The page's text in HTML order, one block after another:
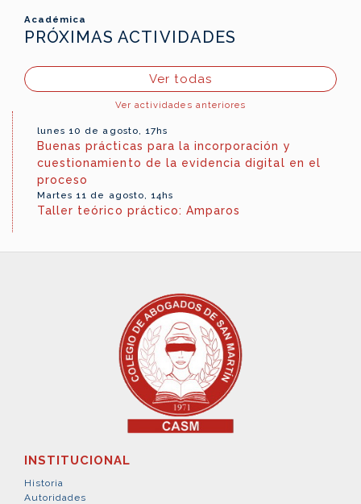
Académica
PRÓXIMAS ACTIVIDADES
Ver todas
Ver actividades anteriores
lunes 10 de agosto, 17hs
Buenas prácticas para la incorporación y
cuestionamiento de la evidencia digital en el
proceso
Martes 11 de agosto, 14hs
Taller teórico práctico: Amparos
INSTITUCIONAL
Historia
Autoridades